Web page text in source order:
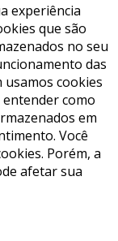
experiência
que são
no seu
das
usamos cookies
como
em
Você
Porém, a
afetar sua